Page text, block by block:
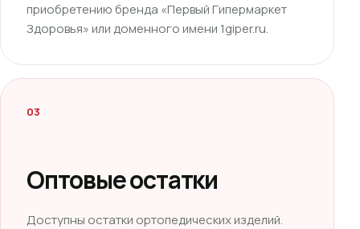
приобретению бренда «Первый Гипермаркет
Здоровья» или доменного имени 1giper.ru.
03
Оптовые остатки
Доступны остатки ортопедических изделий.